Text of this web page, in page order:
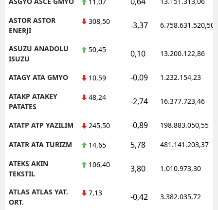
ASTOR ASTOR
ENERJI
308,50 -3,37 6.758.631.520,50
ASUZU ANADOLU
ISUZU
50,45 0,10 13.200.122,86
ATAGY ATA GMYO 10,59 -0,09 1.232.154,23
ATAKP ATAKEY
PATATES
48,24 -2,74 16.377.723,46
ATATP ATP YAZILIM 245,50 -0,89 198.883.050,55
ATATR ATA TURIZM 14,65 5,78 481.141.203,37
ATEKS AKIN
TEKSTIL
106,40 3,80 1.010.973,30
ATLAS ATLAS YAT.
ORT.
7,13 -0,42 3.382.035,72